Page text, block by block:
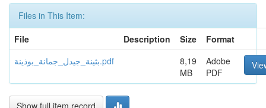
Files in This Item:
File
Description Size
Format
بثينة_جيدل_جمانة_بوذينة.pdf
8,19
MB
Adobe
PDF
Show full item record